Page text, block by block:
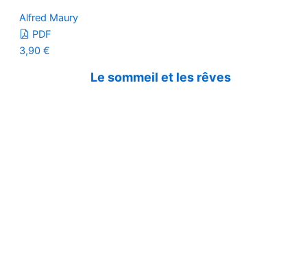
Alfred Maury
PDF
3,90 €
Le sommeil et les rêves